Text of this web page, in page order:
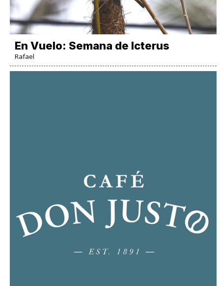
En Vuelo: Semana de Icterus
Rafael